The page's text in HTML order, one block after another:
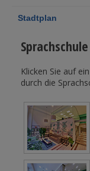
Stadtplan
Klicken Sie auf
durch die